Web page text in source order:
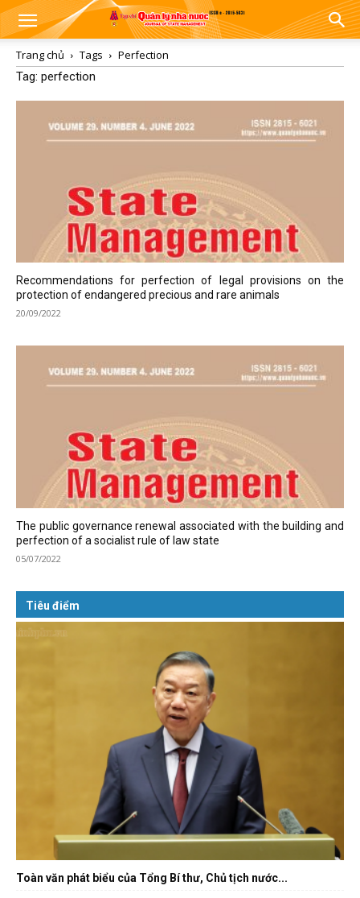
Trang chủ Tags
Perfection
Tag: perfection
Recommendations for perfection of legal provisions on the
protection of endangered precious and rare animals
20/09/2022
The public governance renewal associated with the building and
perfection of a socialist rule of law state
05/07/2022
Tiêu điểm
Toàn văn phát biểu của Tổng Bí thư, Chủ tịch nước...